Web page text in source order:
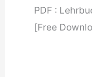
PDF :
[Free